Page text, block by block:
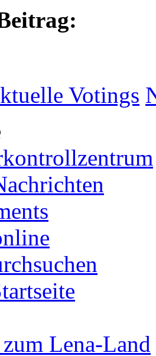
Votings
Lena-Land